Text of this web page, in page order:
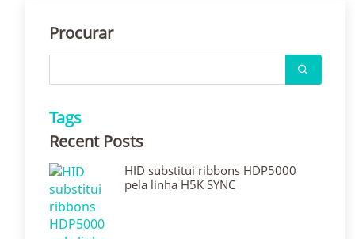
Procurar
Tags
Recent Posts
HID substitui ribbons HDP5000
pela linha H5K SYNC